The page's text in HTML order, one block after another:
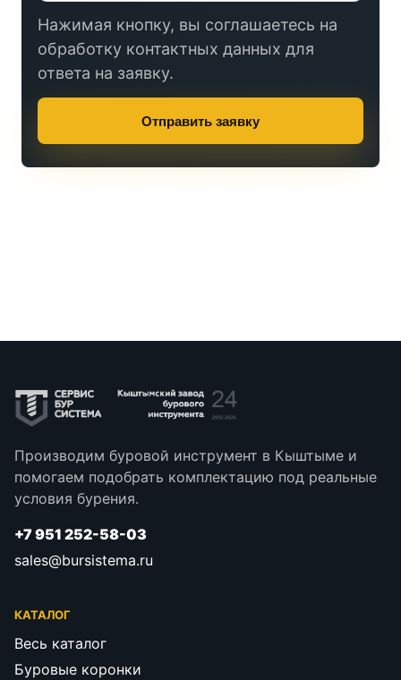
Нажимая кнопку, вы соглашаетесь на
обработку контактных данных для
ответа на заявку.
Отправить заявку
Производим буровой инструмент в Кыштыме и
помогаем подобрать комплектацию под реальные
условия бурения.
+7 951 252-58-03
sales@bursistema.ru
КАТАЛОГ
Весь каталог
Буровые коронки